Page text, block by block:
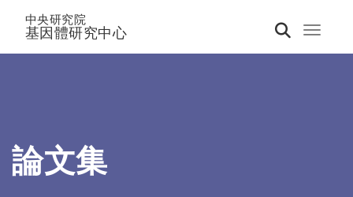
Toggle
中央研究院
基因體研究中心
論文集